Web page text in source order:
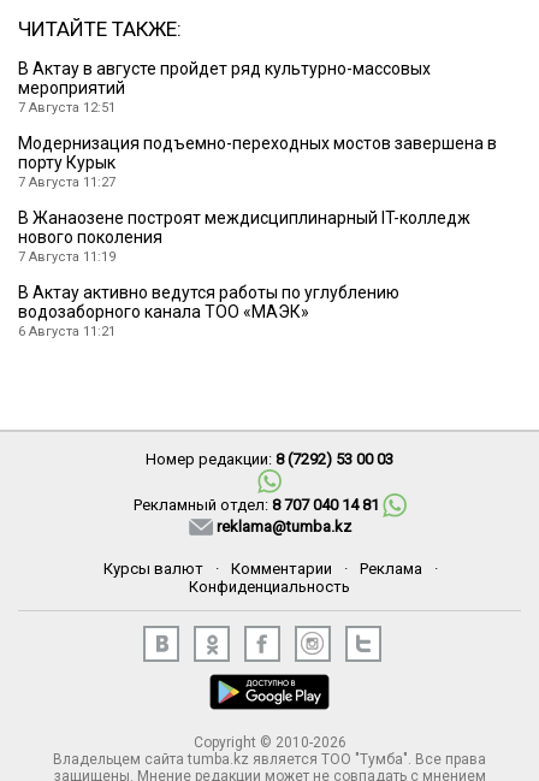
ЧИТАЙТЕ ТАКЖЕ:
В Актау в августе пройдет ряд культурно-массовых
мероприятий
7 Августа 12:51
Модернизация подъемно-переходных мостов завершена в
порту Курык
7 Августа 11:27
В Жанаозене построят междисциплинарный IT-колледж
нового поколения
7 Августа 11:19
В Актау активно ведутся работы по углублению
водозаборного канала ТОО «МАЭК»
6 Августа 11:21
Номер редакции: 8 (7292) 53 00 03
Рекламный отдел: 8 707 040 14 81
reklama@tumba.kz
Курсы валют · Комментарии · Реклама
·
Конфиденциальность
Copyright © 2010-2026
Владельцем сайта tumba.kz является ТОО "Тумба". Все права
защищены. Мнение редакции может не совпадать с мнением